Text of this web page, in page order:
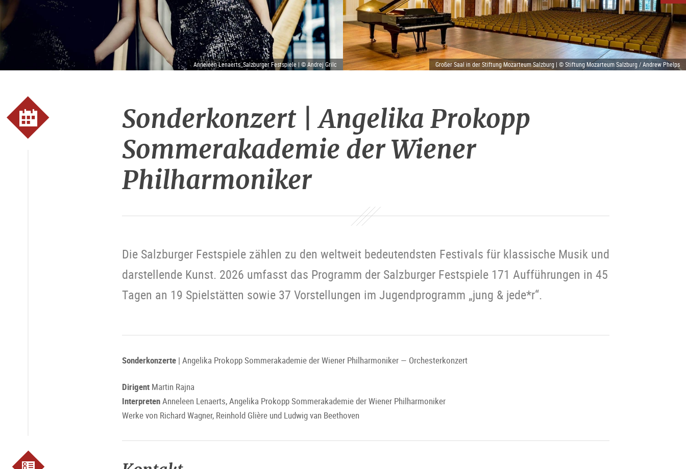
Anneleen Lenaerts_Salzburger Festspiele | © Andrej Grilc Großer Saal in der Stiftung Mozarteum Salzburg | © Stiftung Mozarteum Salzburg / Andrew Phelps
Sonderkonzert | Angelika Prokopp
Sommerakademie der Wiener
Philharmoniker
Die Salzburger Festspiele zählen zu den weltweit bedeutendsten Festivals für klassische Musik und
darstellende Kunst. 2026 umfasst das Programm der Salzburger Festspiele 171 Aufführungen in 45
Tagen an 19 Spielstätten sowie 37 Vorstellungen im Jugendprogramm „jung & jede*r“.
Sonderkonzerte | Angelika Prokopp Sommerakademie der Wiener Philharmoniker — Orchesterkonzert
Dirigent Martin Rajna
InterpretenAnneleen Lenaerts, Angelika Prokopp Sommerakademie der Wiener Philharmoniker
Werke von Richard Wagner, Reinhold Glière und Ludwig van Beethoven